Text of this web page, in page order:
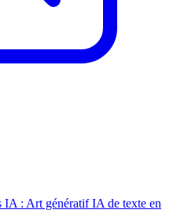
IA : Art génératif IA de texte en